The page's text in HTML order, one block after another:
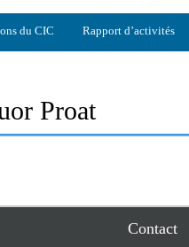
du CIC Rapport d’activités
Proat
Contact